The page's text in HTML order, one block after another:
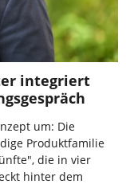
integriert
um: Die
Produktfamilie
die in vier
hinter dem